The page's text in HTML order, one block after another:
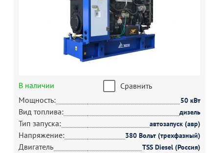
В наличии
Сравнить
Мощность:
50 кВт
Вид топлива: дизель
Тип запуска: автозапуск (авр)
Напряжение: 380 Вольт (трехфазный)
Двигатель TSS Diesel (Россия)